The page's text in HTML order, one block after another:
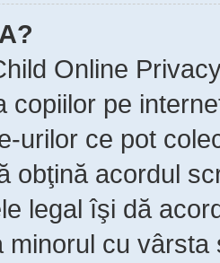
Online
copiilor pe
urilor ce pot
obţină acordul
legal îşi dă
minorul cu